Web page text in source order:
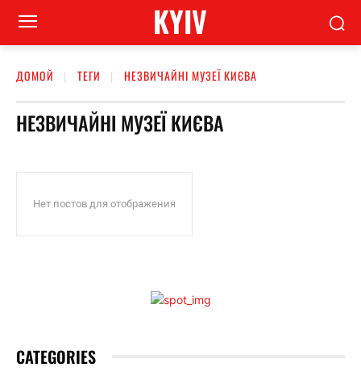
KYIV
ДОМОЙ ТЕГИ НЕЗВИЧАЙНІ МУЗЕЇ КИЄВА
НЕЗВИЧАЙНІ МУЗЕЇ КИЄВА
Нет постов для отображения
CATEGORIES